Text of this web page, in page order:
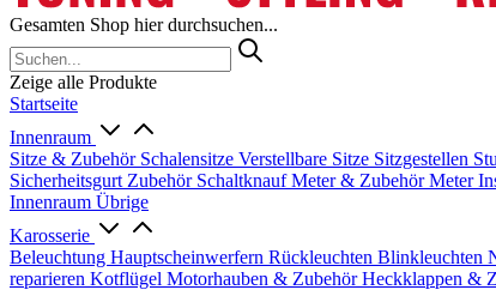
Gesamten Shop hier durchsuchen...
Zeige alle Produkte
Startseite
Innenraum
Sitze & Zubehör Schalensitze Verstellbare Sitze Sitzgestellen
Sicherheitsgurt Zubehör SchaltknaufMeter & ZubehörMeter
Innenraum Übrige
Karosserie
Beleuchtung Hauptscheinwerfern Rückleuchten Blinkleuchten
reparieren Kotflügel Motorhauben & ZubehörHeckklappen &